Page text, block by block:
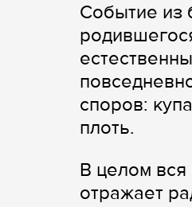
Событие из
споров:
плоть.
В целом вся
отражает